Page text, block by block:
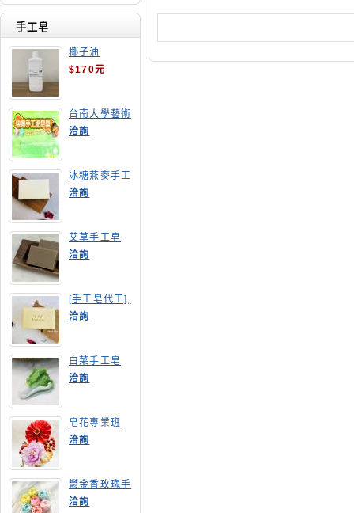
手工皂
椰子油
$170元
台南大學藝術
手工皂師資培
訓班
洽詢
冰糖燕麥手工
皂
洽詢
艾草手工皂
洽詢
[手工皂代工],
膠原蛋白手工
皂
洽詢
白菜手工皂
洽詢
皂花專業班
洽詢
鬱金香玫瑰手
工皂(長高型)
洽詢